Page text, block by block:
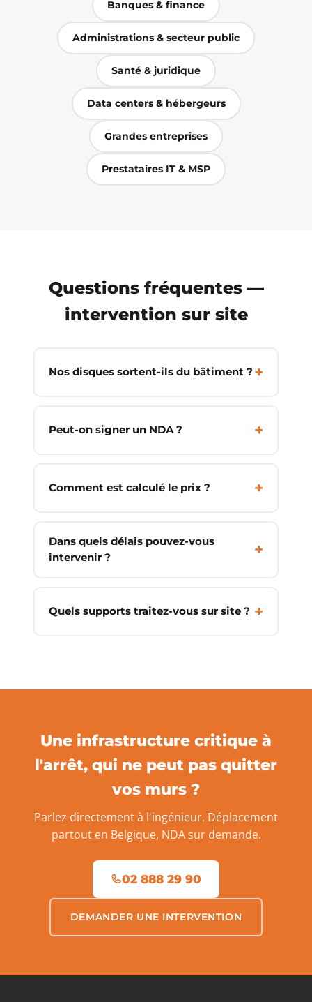
Banques & finance
Administrations & secteur public
Santé & juridique
Data centers & hébergeurs
Grandes entreprises
Prestataires IT & MSP
Questions fréquentes —
intervention sur site
Nos disques sortent-ils du bâtiment ?
Peut-on signer un NDA ?
Comment est calculé le prix ?
Dans quels délais pouvez-vous
intervenir ?
Quels supports traitez-vous sur site ?
Une infrastructure critique à
l'arrêt, qui ne peut pas quitter
vos murs ?
Parlez directement à l'ingénieur. Déplacement
partout en Belgique, NDA sur demande.
02 888 29 90
DEMANDER UNE INTERVENTION